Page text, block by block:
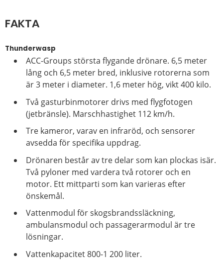
FAKTA
Thunderwasp
ACC-Groups största flygande drönare. 6,5 meter
lång och 6,5 meter bred, inklusive rotorerna som
är 3 meter i diameter. 1,6 meter hög, vikt 400 kilo.
Två gasturbinmotorer drivs med flygfotogen
(jetbränsle). Marschhastighet 112 km/h.
Tre kameror, varav en infraröd, och sensorer
avsedda för specifika uppdrag.
Drönaren består av tre delar som kan plockas isär.
Två pyloner med vardera två rotorer och en
motor. Ett mittparti som kan varieras efter
önskemål.
Vattenmodul för skogsbrandssläckning,
ambulansmodul och passagerarmodul är tre
lösningar.
Vattenkapacitet 800-1 200 liter.